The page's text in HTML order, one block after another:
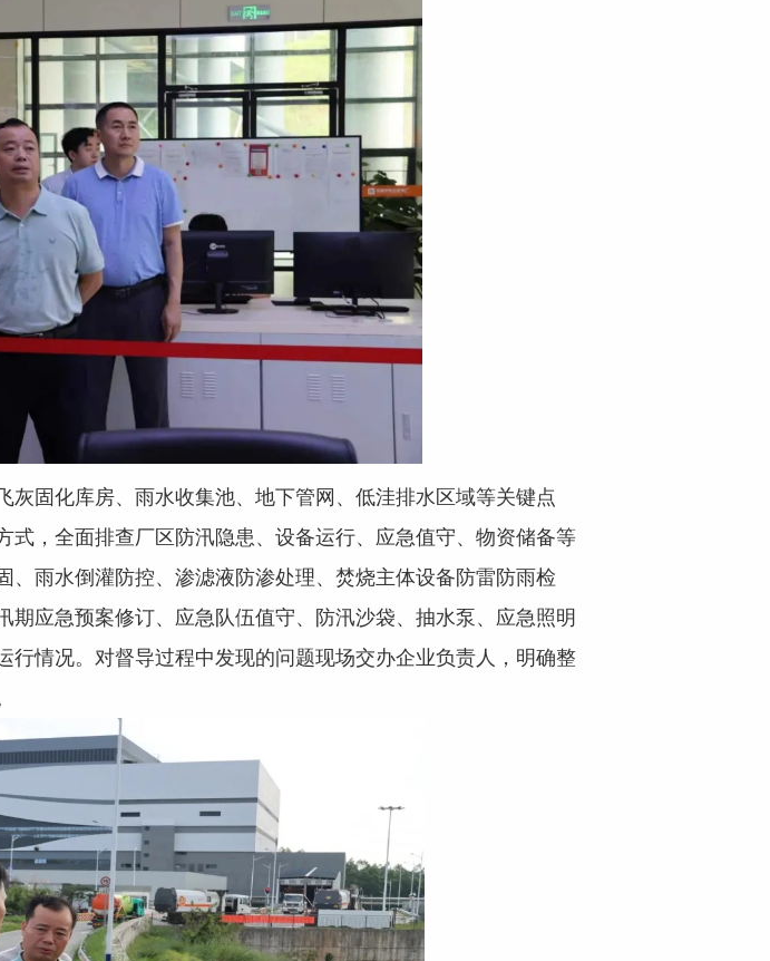
固化库房、雨水收集池、地下管网、低洼排水区域等关键点
，全面排查厂区防汛隐患、设备运行、应急值守、物资储备等
雨水倒灌防控、渗滤液防渗处理、焚烧主体设备防雷防雨检
应急预案修订、应急队伍值守、防汛沙袋、抽水泵、应急照明
情况。对督导过程中发现的问题现场交办企业负责人，明确整